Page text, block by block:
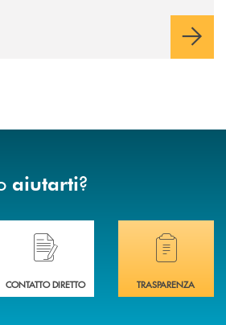
aiutarti?
delle filiali .
Hai bisogno di assistenza immediata?
CONTATTO DIRETTO
Hai bisogno di
TRASPARENZA